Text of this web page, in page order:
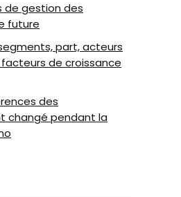
de gestion des
future
part, acteurs
de croissance
des
changé pendant la